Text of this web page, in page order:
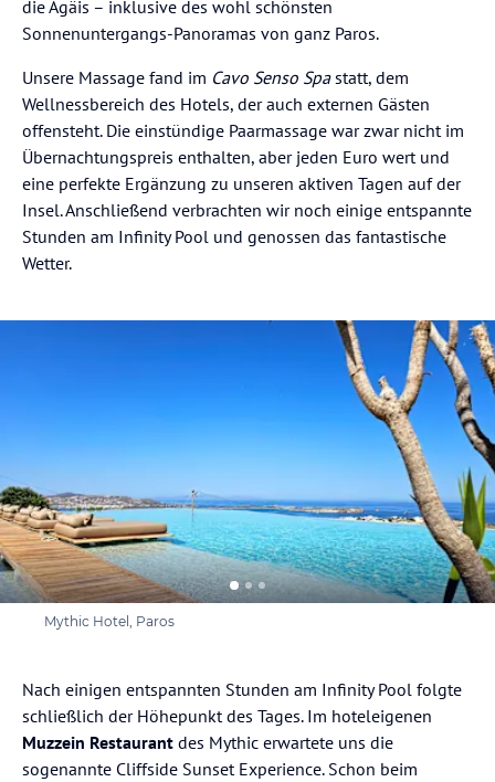
die Ägäis – inklusive des wohl schönsten
Sonnenuntergangs-Panoramas von ganz Paros.
Unsere Massage fand im Cavo Senso Spastatt, dem
Wellnessbereich des Hotels, der auch externen Gästen
offensteht. Die einstündige Paarmassage war zwar nicht im
Übernachtungspreis enthalten, aber jeden Euro wert und
eine perfekte Ergänzung zu unseren aktiven Tagen auf der
Insel. Anschließend verbrachten wir noch einige entspannte
Stunden am Infinity Pool und genossen das fantastische
Wetter.
Mythic Hotel, Paros
Nach einigen entspannten Stunden am Infinity Pool folgte
schließlich der Höhepunkt des Tages. Im hoteleigenen
Muzzein Restaurant des Mythic erwartete uns die
sogenannte Cliffside Sunset Experience. Schon beim